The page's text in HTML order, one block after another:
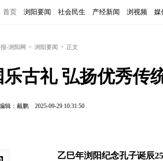
首页 浏阳要闻 社会民生 产经新闻 浏视频 媒
-浏阳网 > 浏阳要闻 > 正文
古礼 弘扬优秀传
辑：戴鹏 2025-09-29 10:31:50
乙巳年浏阳纪念孔子诞辰